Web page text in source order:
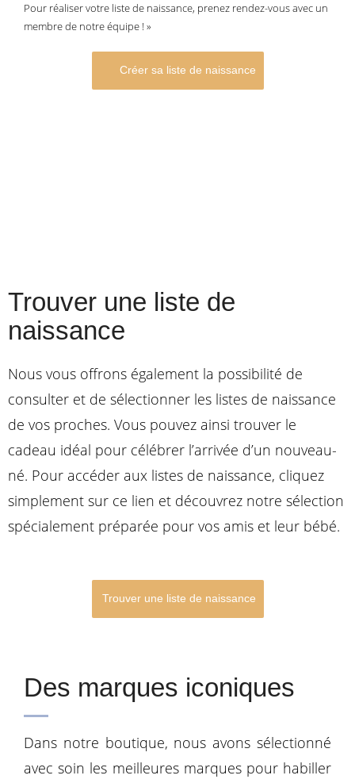
Pour réaliser votre liste de naissance, prenez rendez-vous avec un
membre de notre équipe ! »
Créer sa liste de naissance
Trouver une liste de
naissance
Nous vous offrons également la possibilité de
consulter et de sélectionner les listes de naissance
de vos proches. Vous pouvez ainsi trouver le
cadeau idéal pour célébrer l’arrivée d’un nouveau-
né. Pour accéder aux listes de naissance, cliquez
simplement sur ce lien et découvrez notre sélection
spécialement préparée pour vos amis et leur bébé.
Trouver une liste de naissance
Des marques iconiques
Dans notre boutique, nous avons sélectionné
avec soin les meilleures marques pour habiller